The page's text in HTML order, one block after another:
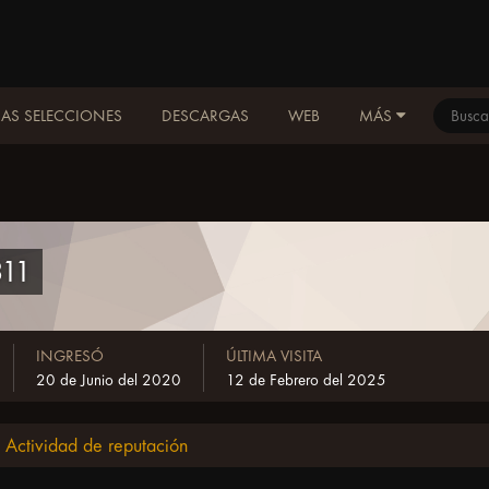
SELECCIONES DESCARGAS WEB MÁS
INGRESÓ
20 de Junio del 2020
ÚLTIMA VISITA
12 de Febrero del 2025
Actividad de reputación